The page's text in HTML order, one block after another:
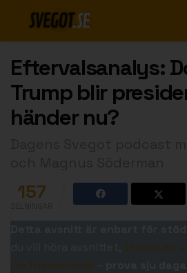
Eftervalsanalys:
Trump blir
händer nu?
157
teckna en
via friasvenskar